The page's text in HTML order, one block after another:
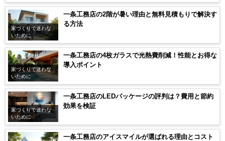
家づくりで迷わな
いために
一条工務店の2階が暑い理由と無料見積もりで解決す
る方法
家づくりで迷わな
いために
一条工務店の4枚ガラスで光熱費削減！性能とお得な
導入ポイント
家づくりで迷わな
いために
一条工務店のLEDパッケージの評判は？費用と節約
効果を検証
一条工務店のアイスマイルが選ばれる理由とコスト